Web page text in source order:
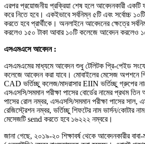
এরপর প্রয়োজনীয় প্রক্রিয়া শেষ হলে আবেদনকারী একটি
করে নিতে হবে। একইভাবে সর্বনিম্ন ৫টি এবং সর্বোচ্চ
করতে হবে প্রার্থীকে। অনলাইনে আবেদনের ক্ষেত্রে
করলেও ১৫০ টাকা আবার ১০টি কলেজে আবেদন করলেও
এসএমএসে আবেদন :
এসএমএমের মাধ্যমে আবেদন শুধু টেলিটক প্রি-পেইড
কলেজে আবেদন করা যাবে। মোবাইলের মেসেজ অপশনে
CAD ভর্তিচ্ছু কলেজ/মাদরাসার EIIN ভর্তিচ্ছু গ্রুপের
এসএসসি/সমমান পরীক্ষা পাসের বোর্ডের নামের প্রথম
পাসের রোল নম্বর, এসএসসি/সমমান পরীক্ষা পাসের সাল,
রেজিস্ট্রেশন নম্বর, ভর্তিচ্ছু শিফটের নাম ভার্সন/কোটার
মেসেজটি send করতে হবে ১৬২২২ নম্বরে।
জানা গেছে, ২০১৯-২০ শিক্ষাবর্ষ থেকে আবেদনকারীর